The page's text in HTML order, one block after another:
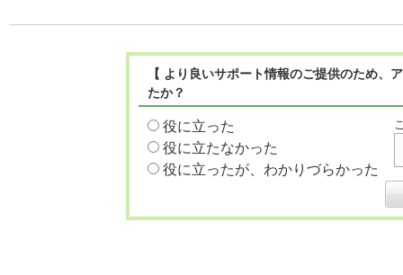
【 より良いサポート情報のご提供のため
たか？
役に立った
役に立たなかった
役に立ったが、わかりづらかった